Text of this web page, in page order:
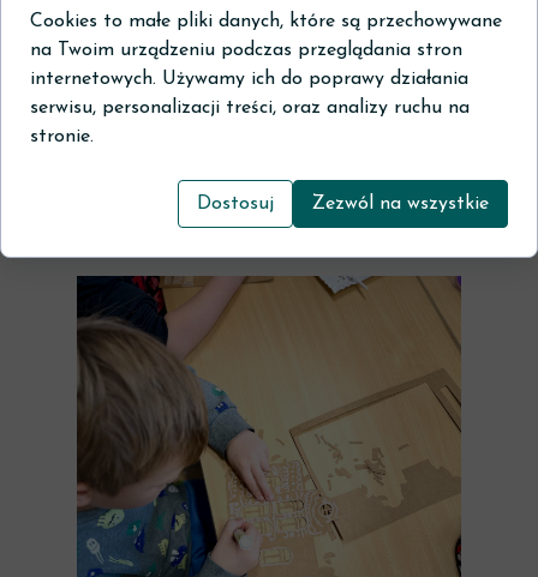
Cookies to małe pliki danych, które są przechowywane
na Twoim urządzeniu podczas przeglądania stron
internetowych. Używamy ich do poprawy działania
serwisu, personalizacji treści, oraz analizy ruchu na
stronie.
Dostosuj Zezwól na wszystkie